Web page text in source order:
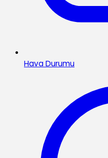
Hava Durumu